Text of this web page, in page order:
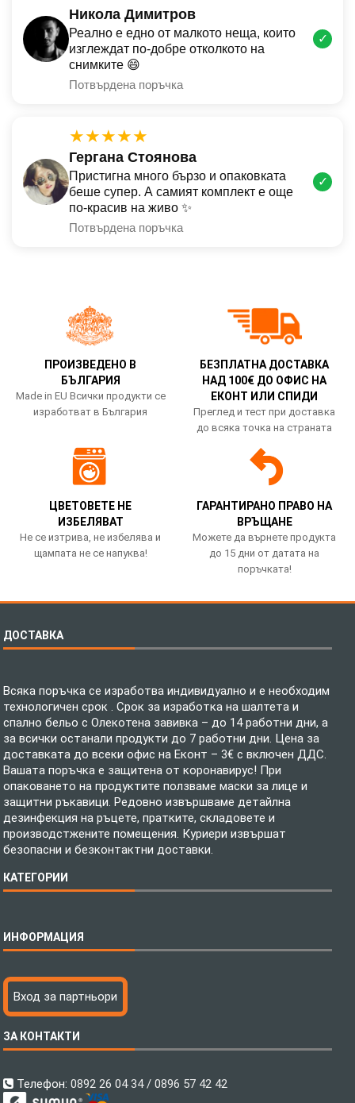
Никола Димитров
Реално е едно от малкото неща, които
изглеждат по-добре отколкото на
снимките 😄
Потвърдена поръчка
✓
★★★★★
Гергана Стоянова
Пристигна много бързо и опаковката
беше супер. А самият комплект е още
по-красив на живо ✨
Потвърдена поръчка
✓
ПРОИЗВЕДЕНО В
БЪЛГАРИЯ
Made in EU Всички продукти се
изработват в България
БЕЗПЛАТНА ДОСТАВКА
НАД 100€ ДО ОФИС НА
ЕКОНТ ИЛИ СПИДИ
Преглед и тест при доставка
до всяка точка на страната
ЦВЕТОВЕТЕ НЕ
ИЗБЕЛЯВАТ
Не се изтрива, не избелява и
щампата не се напуква!
ГАРАНТИРАНО ПРАВО НА
ВРЪЩАНЕ
Можете да върнете продукта
до 15 дни от датата на
поръчката!
ДОСТАВКА
Всяка поръчка се изработва индивидуално и е необходим
технологичен срок . Срок за изработка на шалтета и
спално бельо с Олекотена завивка – до 14 работни дни, а
за всички останали продукти до 7 работни дни. Цена за
доставката до всеки офис на Еконт – 3€ с включен ДДС.
Вашата поръчка е защитена от коронавирус! При
опаковането на продуктите ползваме маски за лице и
защитни ръкавици. Редовно извършваме детайлна
дезинфекция на ръцете, пратките, складовете и
производстжените помещения. Куриери извършат
безопасни и безконтактни доставки.
КАТЕГОРИИ
Бебешки спални комплекти
Тениски с пълноцветен печат
Хавлиени кърпи
Пончо за водни спортове
Микрофибърни Велурени Кърпи
Детски пончота
ИНФОРМАЦИЯ
Технология на печатане
Файлове за печат
Как да поръчам?
С какво сме различни?
Вход за партньори
ЗА КОНТАКТИ
Телефон:0892 26 04 34 / 0896 57 42 42